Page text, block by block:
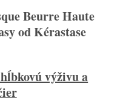
Beurre Haute
od Kérastase
výživu a